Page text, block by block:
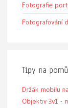
Fotografie
Fotografování
Tipy na
Držák mobilu
Objektiv 3v1 -